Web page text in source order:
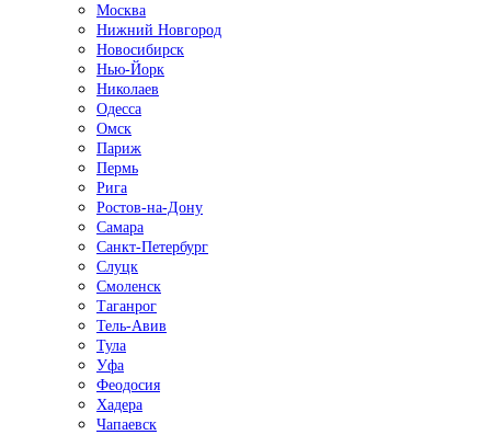
Москва
Нижний Новгород
Новосибирск
Нью-Йорк
Николаев
Одесса
Омск
Париж
Пермь
Рига
Ростов-на-Дону
Самара
Санкт-Петербург
Слуцк
Смоленск
Таганрог
Тель-Авив
Тула
Уфа
Феодосия
Хадера
Чапаевск